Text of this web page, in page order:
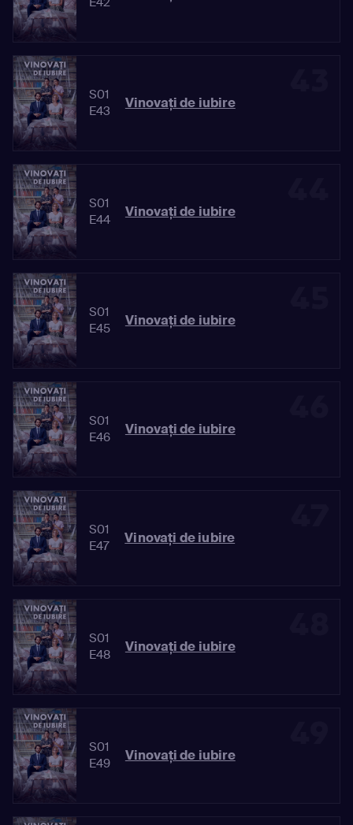
S01
E43
Vinovaţi de iubire
S01
E44
Vinovaţi de iubire
S01
E45
Vinovaţi de iubire
S01
E46
Vinovaţi de iubire
S01
E47
Vinovaţi de iubire
S01
E48
Vinovaţi de iubire
S01
E49
Vinovaţi de iubire